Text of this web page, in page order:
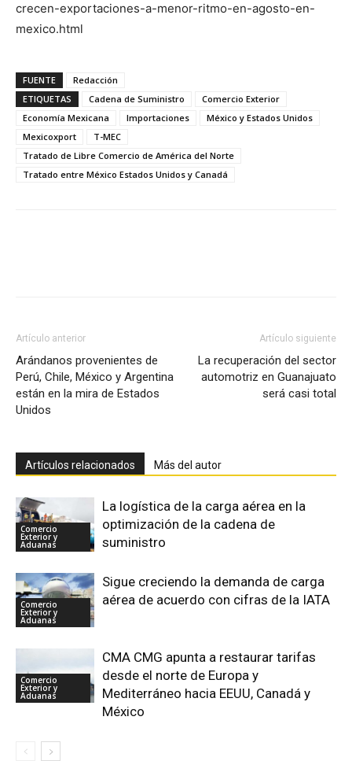
crecen-exportaciones-a-menor-ritmo-en-agosto-en-
mexico.html
FUENTE
Redacción
ETIQUETAS
Cadena de Suministro
Comercio Exterior
Economía Mexicana
Importaciones
México y Estados Unidos
Mexicoxport
T-MEC
Tratado de Libre Comercio de América del Norte
Tratado entre México Estados Unidos y Canadá
Artículo anterior
Arándanos provenientes de
Perú, Chile, México y Argentina
están en la mira de Estados
Unidos
Artículo siguiente
La recuperación del sector
automotriz en Guanajuato
será casi total
Artículos relacionados Más del autor
Comercio
Exterior y
Aduanas
La logística de la carga aérea en la
optimización de la cadena de
suministro
Comercio
Exterior y
Aduanas
Sigue creciendo la demanda de carga
aérea de acuerdo con cifras de la IATA
Comercio
Exterior y
Aduanas
CMA CMG apunta a restaurar tarifas
desde el norte de Europa y
Mediterráneo hacia EEUU, Canadá y
México